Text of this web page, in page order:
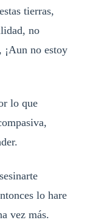
tierras,
no
¡Aun no estoy
lo que
lo hare
vez más.